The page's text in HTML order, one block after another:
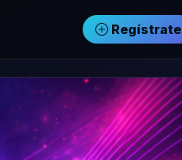
Regístrate